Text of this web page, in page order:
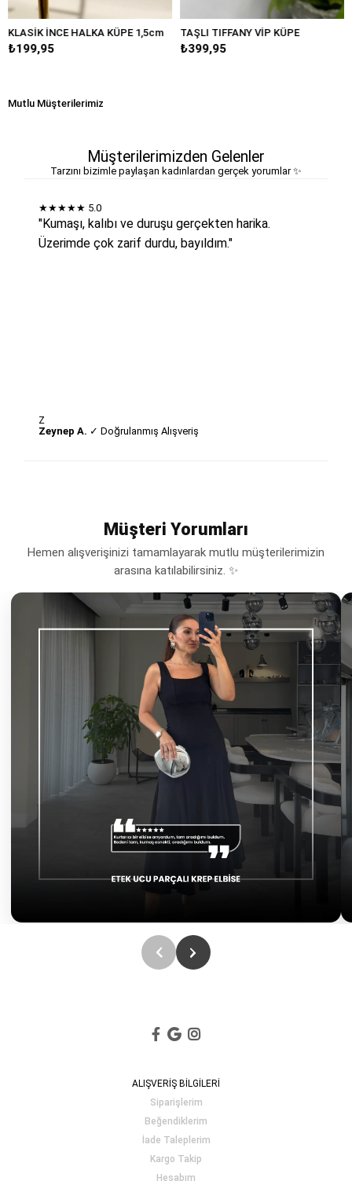
HALKA KÜPE 1,5cm TAŞLI TIFFANY VİP KÜPE BÜYÜK
Mutlu Müşterilerimiz
Müşterilerimizden Gelenler
Tarzını bizimle paylaşan kadınlardan gerçek yorumlar ✨
★★★★★ 5.0
"Kumaşı, kalıbı ve duruşu gerçekten harika.
Üzerimde çok zarif durdu, bayıldım."
Z
Zeynep A. ✓ Doğrulanmış Alışveriş
Müşteri Yorumları
Hemen alışverişinizi tamamlayarak mutlu müşterilerimizin
arasına katılabilirsiniz. ✨
ALIŞVERİŞ BİLGİLERİ
Siparişlerim
Beğendiklerim
İade Taleplerim
Kargo Takip
Hesabım